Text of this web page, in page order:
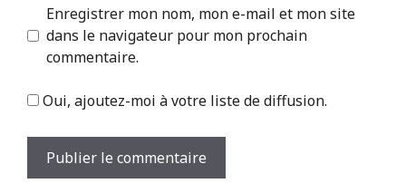
Enregistrer mon nom, mon e-mail et mon site
dans le navigateur pour mon prochain
commentaire.
Oui, ajoutez-moi à votre liste de diffusion.